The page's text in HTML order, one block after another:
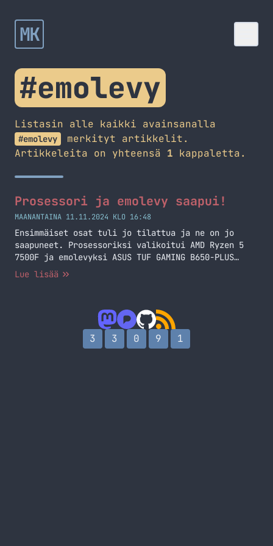
MK
#emolevy
Listasin alle kaikki avainsanalla
#emolevy
merkityt artikkelit.
Artikkeleita on yhteensä 1 kappaletta.
Prosessori ja emolevy saapui!
MAANANTAINA 11.11.2024 KLO 16:48
Ensimmäiset osat tuli jo tilattua ja ne on jo
saapuneet. Prosessoriksi valikoitui AMD Ryzen 5
7500F ja emolevyksi ASUS TUF GAMING B650-PLUS
WIFI.
Lue lisää
3 3 0 9 1